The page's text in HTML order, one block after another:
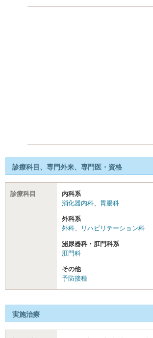
診療科目、専門外来、専門医・資格
診療科目
内科系
消化器内科、 胃腸科
外科系
外科、 リハビリテーション科
泌尿器科・肛門科系
肛門科
その他
予防接種
実施治療